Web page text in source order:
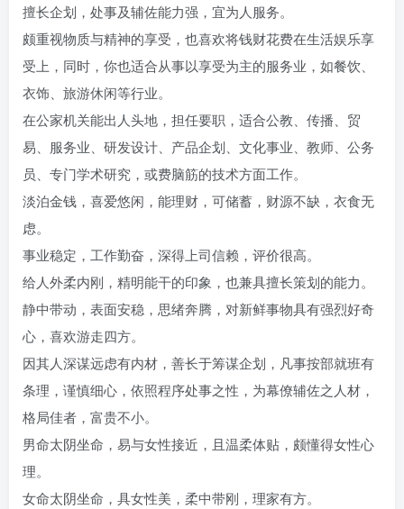
擅长企划，处事及辅佐能力强，宜为人服务。
颇重视物质与精神的享受，也喜欢将钱财花费在生活娱乐享
受上，同时，你也适合从事以享受为主的服务业，如餐饮、
衣饰、旅游休闲等行业。
在公家机关能出人头地，担任要职，适合公教、传播、贸
易、服务业、研发设计、产品企划、文化事业、教师、公务
员、专门学术研究，或费脑筋的技术方面工作。
淡泊金钱，喜爱悠闲，能理财，可储蓄，财源不缺，衣食无
虑。
事业稳定，工作勤奋，深得上司信赖，评价很高。
给人外柔内刚，精明能干的印象，也兼具擅长策划的能力。
静中带动，表面安稳，思绪奔腾，对新鲜事物具有强烈好奇
心，喜欢游走四方。
因其人深谋远虑有内材，善长于筹谋企划，凡事按部就班有
条理，谨慎细心，依照程序处事之性，为幕僚辅佐之人材，
格局佳者，富贵不小。
男命太阴坐命，易与女性接近，且温柔体贴，颇懂得女性心
理。
女命太阴坐命，具女性美，柔中带刚，理家有方。